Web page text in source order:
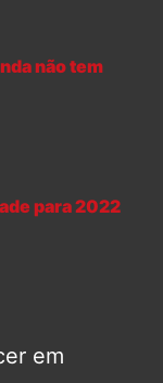
não tem
para 2022
em